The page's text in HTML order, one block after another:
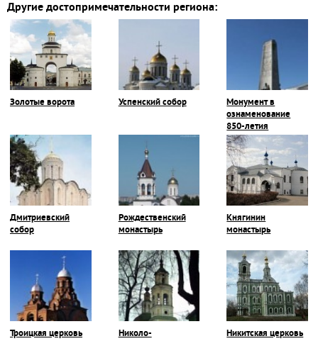
Другие достопримечательности региона:
Золотые ворота Успенский собор
Монумент в
ознаменование
850-летия
Владимира
Дмитриевский
собор
Рождественский
монастырь
Княгинин
монастырь
Троицкая церковь
Николо-
Никитская церковь